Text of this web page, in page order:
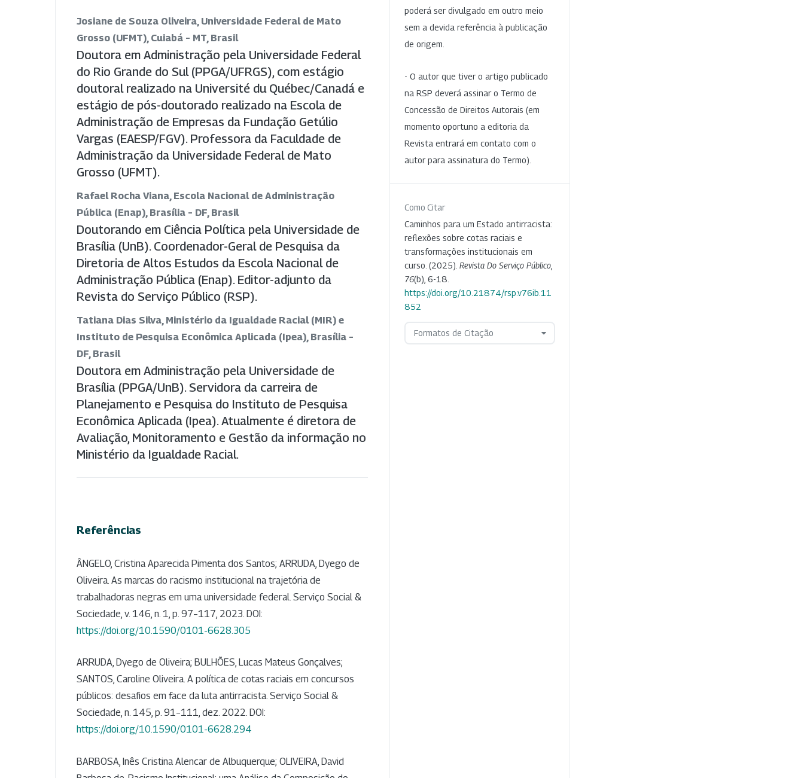
Josiane de Souza Oliveira, Universidade Federal de Mato
Grosso (UFMT), Cuiabá – MT, Brasil
Doutora em Administração pela Universidade Federal
do Rio Grande do Sul (PPGA/UFRGS), com estágio
doutoral realizado na Université du Québec/Canadá e
estágio de pós-doutorado realizado na Escola de
Administração de Empresas da Fundação Getúlio
Vargas (EAESP/FGV). Professora da Faculdade de
Administração da Universidade Federal de Mato
Grosso (UFMT).
Rafael Rocha Viana, Escola Nacional de Administração
Pública (Enap), Brasília – DF, Brasil
Doutorando em Ciência Política pela Universidade de
Brasília (UnB). Coordenador-Geral de Pesquisa da
Diretoria de Altos Estudos da Escola Nacional de
Administração Pública (Enap). Editor-adjunto da
Revista do Serviço Público (RSP).
Tatiana Dias Silva, Ministério da Igualdade Racial (MIR) e
Instituto de Pesquisa Econômica Aplicada (Ipea), Brasília –
DF, Brasil
Doutora em Administração pela Universidade de
Brasília (PPGA/UnB). Servidora da carreira de
Planejamento e Pesquisa do Instituto de Pesquisa
Econômica Aplicada (Ipea). Atualmente é diretora de
Avaliação, Monitoramento e Gestão da informação no
Ministério da Igualdade Racial.
Referências
ÂNGELO, Cristina Aparecida Pimenta dos Santos; ARRUDA, Dyego de
Oliveira. As marcas do racismo institucional na trajetória de
trabalhadoras negras em uma universidade federal. Serviço Social &
Sociedade, v. 146, n. 1, p. 97–117, 2023. DOI:
https://doi.org/10.1590/0101-6628.305
ARRUDA, Dyego de Oliveira; BULHÕES, Lucas Mateus Gonçalves;
SANTOS, Caroline Oliveira. A política de cotas raciais em concursos
públicos: desafios em face da luta antirracista. Serviço Social &
Sociedade, n. 145, p. 91–111, dez. 2022. DOI:
https://doi.org/10.1590/0101-6628.294
BARBOSA, Inês Cristina Alencar de Albuquerque; OLIVEIRA, David
poderá ser divulgado em outro meio
sem a devida referência à publicação
de origem.
- O autor que tiver o artigo publicado
na RSP deverá assinar o Termo de
Concessão de Direitos Autorais (em
momento oportuno a editoria da
Revista entrará em contato com o
autor para assinatura do Termo).
Como Citar
Caminhos para um Estado antirracista:
reflexões sobre cotas raciais e
transformações institucionais em
curso. (2025). Revista Do Serviço Público
76(b), 6-18.
https://doi.org/10.21874/rsp.v76ib.11
852
Formatos de Citação